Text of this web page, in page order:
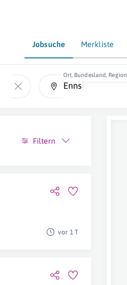
Jobsuche Merkliste
Ort, Bundesland, Region
Filtern
vor 1 T